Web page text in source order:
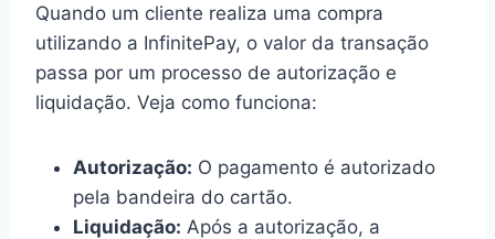
Quando um cliente realiza uma compra
utilizando a InfinitePay, o valor da transação
passa por um processo de autorização e
liquidação. Veja como funciona:
Autorização: O pagamento é autorizado
pela bandeira do cartão.
Liquidação: Após a autorização, a